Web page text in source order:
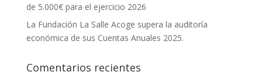
de 5.000€ para el ejercicio 2026
La Fundación La Salle Acoge supera la auditoría
económica de sus Cuentas Anuales 2025.
Comentarios recientes